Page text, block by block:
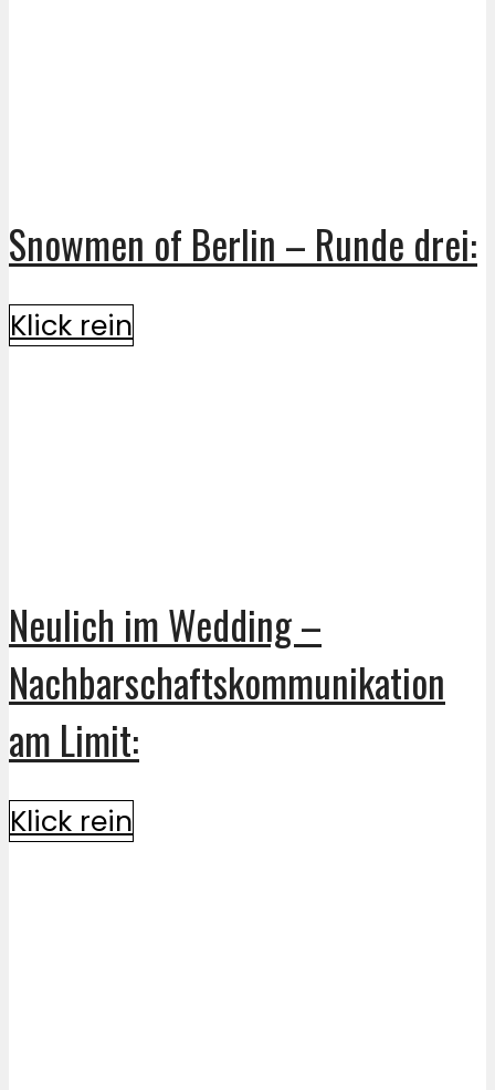
Snowmen of Berlin – Runde drei:
Klick rein
Neulich im Wedding –
Nachbarschaftskommunikation
am Limit:
Klick rein